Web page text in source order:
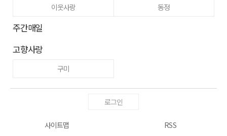
이웃사랑
동정
주간매일
고향사랑
구미
로그인
사이트맵 RSS